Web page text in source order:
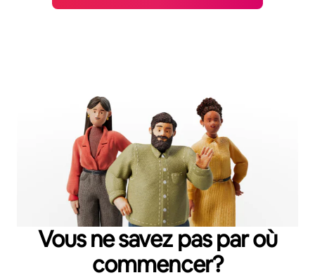
Vous ne savez pas par où
commencer?